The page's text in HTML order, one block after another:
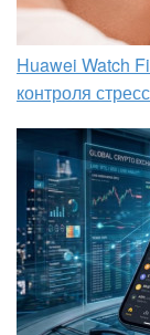
Huawei Watch
контроля